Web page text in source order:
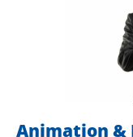
Animation